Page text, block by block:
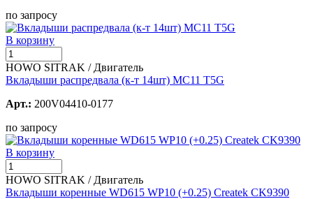
по запросу
В корзину
HOWO SITRAK / Двигатель
Вкладыши распредвала (к-т 14шт) MC11 T5G
Арт.: 200V04410-0177
по запросу
В корзину
HOWO SITRAK / Двигатель
Вкладыши коренные WD615 WP10 (+0.25) Createk CK9390